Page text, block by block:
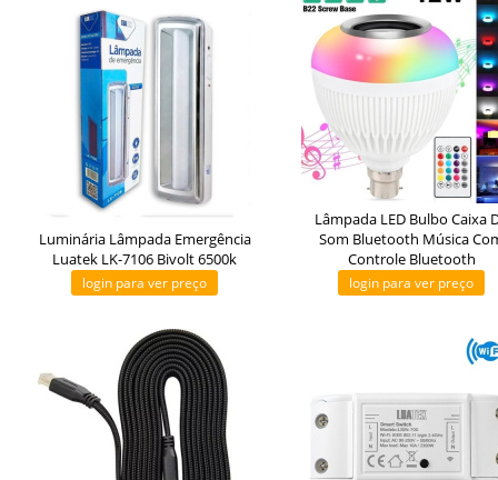
Luminária Lâmpada Emergência
Luatek LK-7106 Bivolt 6500k
login para ver preço
Lâmpada LED Bulbo Caixa
Som Bluetooth Música
Controle Bluetooth
login para ver preço